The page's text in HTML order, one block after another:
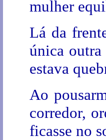
mulher
Lá da
única
estava
Ao
corredor,
ficasse no